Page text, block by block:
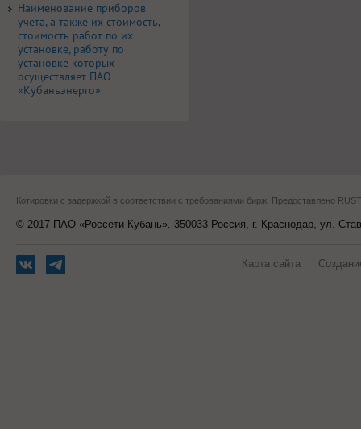
Наименование приборов
учета, а также их стоимость,
стоимость работ по их
установке, работу по
установке которых
осуществляет ПАО
«Кубаньэнерго»
Котировки с задержкой в соответствии с требованиями бирж. Предоставлено
© 2017 ПАО «Россети Кубань». 350033 Россия, г. Краснодар, ул.
Карта сайта